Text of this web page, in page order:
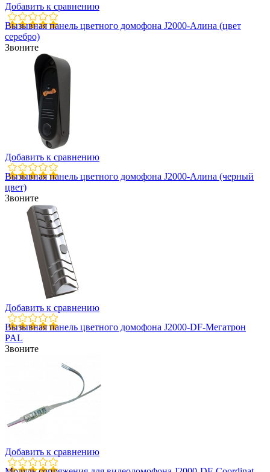
Добавить к сравнению
Вызывная панель цветного домофона J2000-Алина (цвет
серебро)
Звоните
Добавить к сравнению
Вызывная панель цветного домофона J2000-Алина (черный
цвет)
Звоните
Добавить к сравнению
Вызывная панель цветного домофона J2000-DF-Мегатрон
PAL
Звоните
Добавить к сравнению